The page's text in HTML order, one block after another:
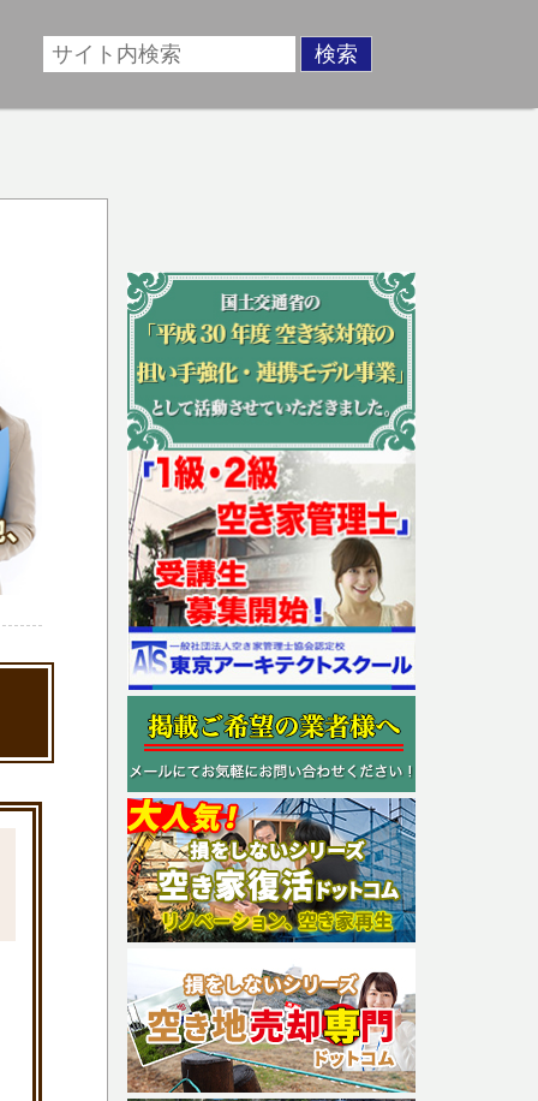
産売却のお悩みを全国の専門家が解決致します！